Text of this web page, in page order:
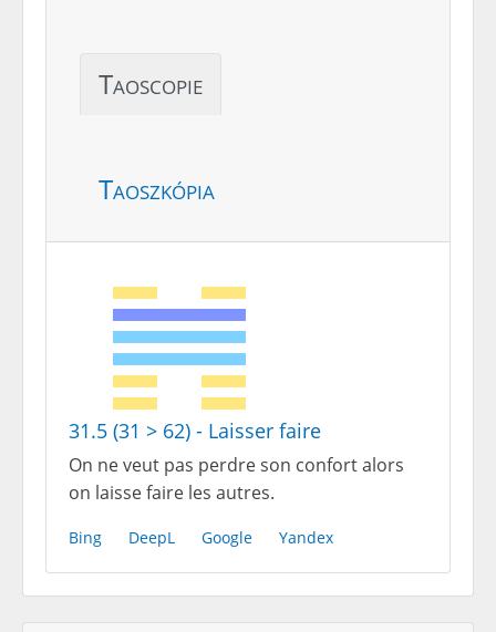
Taoscopie
Taoszkópia
31.5 (31 > 62) - Laisser faire
On ne veut pas perdre son confort alors
on laisse faire les autres.
Bing DeepL Google Yandex